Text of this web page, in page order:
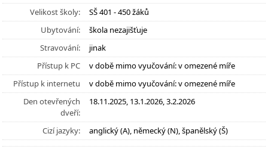
Velikost školy:
SŠ 401 - 450 žáků
Ubytování:
škola nezajišťuje
Stravování:
jinak
Přístup k PC
v době mimo vyučování: v omezené míře
Přístup k internetu
v době mimo vyučování: v omezené míře
Den otevřených
dveří:
18.11.2025, 13.1.2026, 3.2.2026
Cizí jazyky: anglický (A), německý (N), španělský (Š)